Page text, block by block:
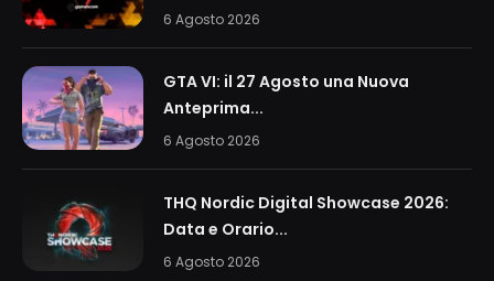
6 Agosto 2026
GTA VI: il 27 Agosto una Nuova
Anteprima...
6 Agosto 2026
THQ Nordic Digital Showcase 2026:
Data e Orario...
6 Agosto 2026